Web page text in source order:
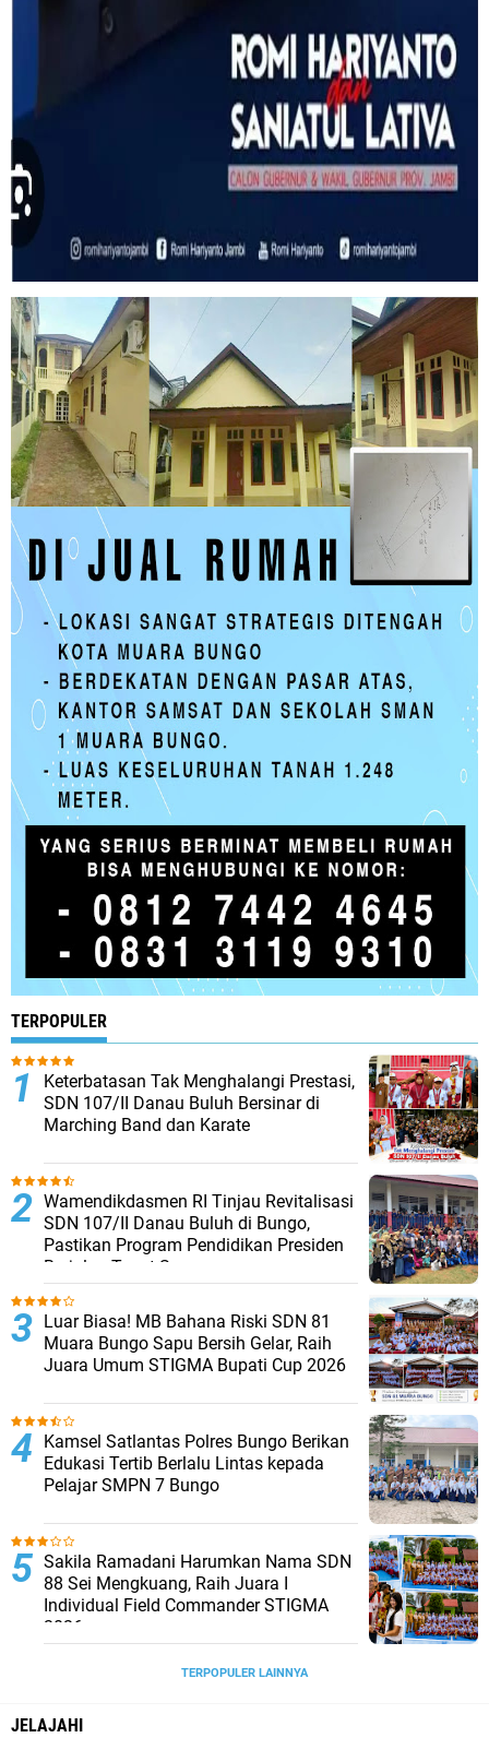
TERPOPULER
Keterbatasan Tak Menghalangi Prestasi,
SDN 107/II Danau Buluh Bersinar di
Marching Band dan Karate
Wamendikdasmen RI Tinjau Revitalisasi
SDN 107/II Danau Buluh di Bungo,
Pastikan Program Pendidikan Presiden
Berjalan Tepat Sasaran
Luar Biasa! MB Bahana Riski SDN 81
Muara Bungo Sapu Bersih Gelar, Raih
Juara Umum STIGMA Bupati Cup 2026
Kamsel Satlantas Polres Bungo Berikan
Edukasi Tertib Berlalu Lintas kepada
Pelajar SMPN 7 Bungo
Sakila Ramadani Harumkan Nama SDN
88 Sei Mengkuang, Raih Juara I
Individual Field Commander STIGMA
2026
TERPOPULER LAINNYA
JELAJAHI